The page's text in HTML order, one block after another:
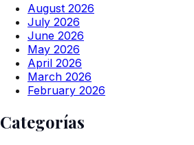
August 2026
July 2026
June 2026
May 2026
April 2026
March 2026
February 2026
Categorías